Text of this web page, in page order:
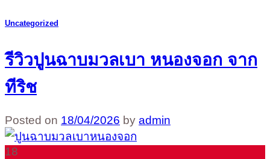
Uncategorized
รีวิวปูนฉาบมวลเบา หนองจอก จาก
ทีริช
Posted on 18/04/2026 by admin
18